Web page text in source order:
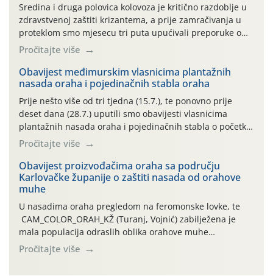
Sredina i druga polovica kolovoza je kritično razdoblje u
zdravstvenoj zaštiti krizantema, a prije zamračivanja u
proteklom smo mjesecu tri puta upućivali preporuke o
preventivnim mjerama zaštite krizantema od najčešćih
uzročnika bolesti, štetnika i fito-fagnih grinja (23.7., 14.7.,
06.7.)! Na početku ovog mjeseca je zabilježeno je
povijesno i ekstremno vruće meteorološko razdoblje, uz
najviše temperature […]
Pročitajte više
Obavijest međimurskim vlasnicima plantažnih
nasada oraha i pojedinačnih stabla oraha
Prije nešto više od tri tjedna (15.7.), te ponovno prije
deset dana (28.7.) uputili smo obavijesti vlasnicima
plantažnih nasada oraha i pojedinačnih stabla o početku
leta i ovogodišnjoj potrebi usmjerenog suzbijanja
orahove muhe (Rhagoletis completa)! Već dvanaest dana
traje drugi ovogodišnji “toplinski udar”, koji naročito
izražen zadnja šest dana (31.7.-05.8.), jer najviše
temperature zraka svakodnevno […]
Pročitajte više
Obavijest proizvođačima oraha sa području
Karlovačke županije o zaštiti nasada od orahove
muhe
U nasadima oraha pregledom na feromonske lovke, te
CAM_COLOR_ORAH_KŽ (Turanj, Vojnić) zabilježena je
mala populacija odraslih oblika orahove muhe
(Rhagoletis completa). Niska brojnost može se objasniti
činjenicom da je riječ o mladim nasadima s vrlo malim
Pročitajte više